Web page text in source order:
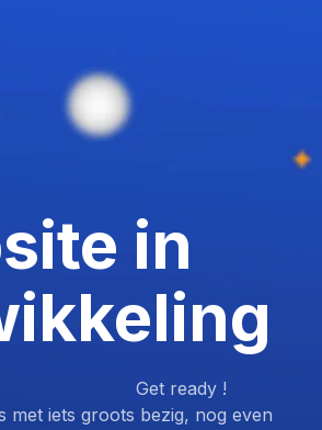
in
ready !
met iets groots bezig, nog even